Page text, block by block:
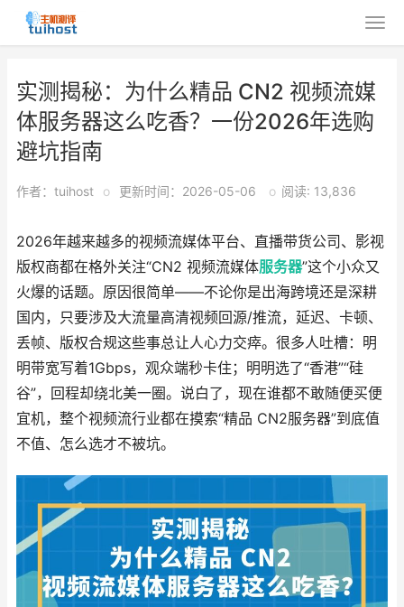
实测揭秘：为什么精品 CN2 视频流媒
体服务器这么吃香？一份2026年选购
避坑指南
作者：tuihost o 更新时间：2026-05-06 o 阅读: 13,836
2026年越来越多的视频流媒体平台、直播带货公司、影视
版权商都在格外关注“CN2 视频流媒体服务器”这个小众又
火爆的话题。原因很简单——不论你是出海跨境还是深耕
国内，只要涉及大流量高清视频回源/推流，延迟、卡顿、
丢帧、版权合规这些事总让人心力交瘁。很多人吐槽：明
明带宽写着1Gbps，观众端秒卡住；明明选了“香港”“硅
谷”，回程却绕北美一圈。说白了，现在谁都不敢随便买便
宜机，整个视频流行业都在摸索“精品 CN2服务器”到底值
不值、怎么选才不被坑。